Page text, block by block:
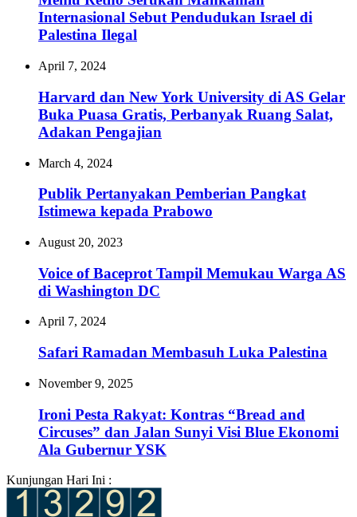
Internasional Sebut Pendudukan Israel di
Palestina Ilegal
April 7, 2024
Harvard dan New York University di AS Gelar
Buka Puasa Gratis, Perbanyak Ruang Salat,
Adakan Pengajian
March 4, 2024
Publik Pertanyakan Pemberian Pangkat
Istimewa kepada Prabowo
August 20, 2023
Voice of Baceprot Tampil Memukau Warga AS
di Washington DC
April 7, 2024
Safari Ramadan Membasuh Luka Palestina
November 9, 2025
Ironi Pesta Rakyat: Kontras “Bread and
Circuses” dan Jalan Sunyi Visi Blue Ekonomi
Ala Gubernur YSK
Kunjungan Hari Ini :